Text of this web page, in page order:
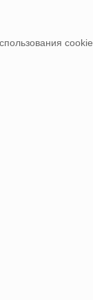
cookie.